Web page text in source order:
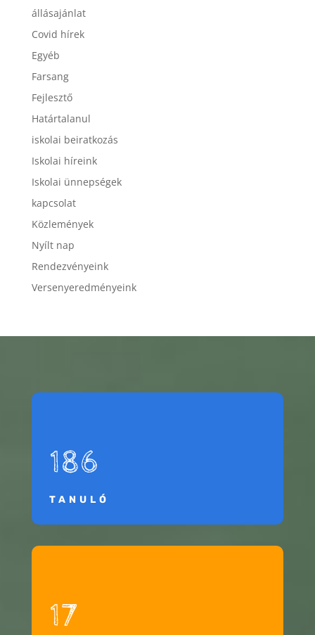
állásajánlat
Covid hírek
Egyéb
Farsang
Fejlesztő
Határtalanul
iskolai beiratkozás
Iskolai híreink
Iskolai ünnepségek
kapcsolat
Közlemények
Nyílt nap
Rendezvényeink
Versenyeredményeink
186
TANULÓ
17